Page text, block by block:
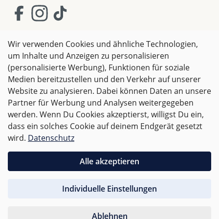
und räumliches Vorstellungsvermögen entwickeln.
Das stilvolle und langlebige Design macht diese
eine verantwortungsvolle Wahl für Eltern und Kinder
gleichermaßen.
AGB Impressum
Datenschutz
Widerrufsrecht
Alle Preise inkl. gesetzl. Mehrwertsteuer zzgl.Versandkosten
und ggf. Nachnahmegebühren, wenn nicht anders
angegeben.
Für Österreich sind Bestellungen ab 50,- EUR
versandkostenfrei.
Für andere Länder wird nachGewicht abgerechnet
Wir verwenden Cookies und ähnliche Technologien,
um Inhalte und Anzeigen zu personalisieren
(personalisierte Werbung), Funktionen für soziale
Medien bereitzustellen und den Verkehr auf unserer
Website zu analysieren. Dabei können Daten an unsere
Partner für Werbung und Analysen weitergegeben
werden. Wenn Du Cookies akzeptierst, willigst Du ein,
dass ein solches Cookie auf deinem Endgerät gesetzt
wird. Datenschutz
Ablehnen
Individuelle Einstellungen
Alle akzeptieren